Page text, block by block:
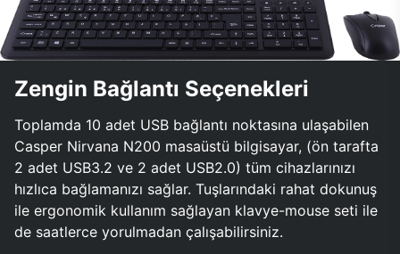
Zengin Bağlantı Seçenekleri
Toplamda 10 adet USB bağlantı noktasına ulaşabilen
Casper Nirvana N200 masaüstü bilgisayar, (ön tarafta
2 adet USB3.2 ve 2 adet USB2.0) tüm cihazlarınızı
hızlıca bağlamanızı sağlar. Tuşlarındaki rahat dokunuş
ile ergonomik kullanım sağlayan klavye-mouse seti ile
de saatlerce yorulmadan çalışabilirsiniz.